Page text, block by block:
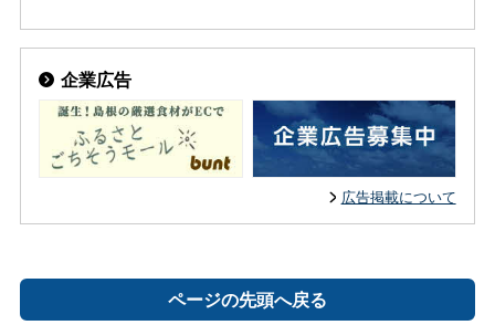
企業広告
広告掲載について
ページの先頭へ戻る